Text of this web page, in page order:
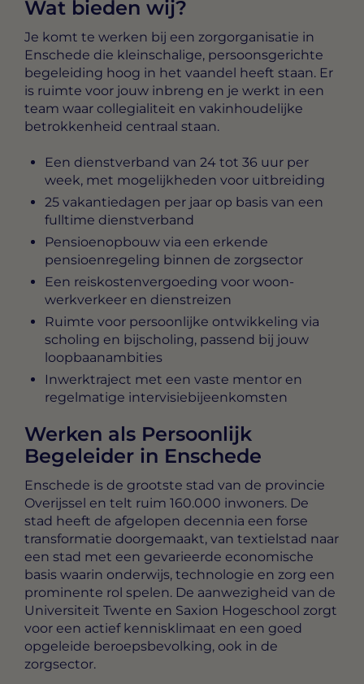
Wat bieden wij?
Je komt te werken bij een zorgorganisatie in
Enschede die kleinschalige, persoonsgerichte
begeleiding hoog in het vaandel heeft staan. Er
is ruimte voor jouw inbreng en je werkt in een
team waar collegialiteit en vakinhoudelijke
betrokkenheid centraal staan.
Een dienstverband van 24 tot 36 uur per
week, met mogelijkheden voor uitbreiding
25 vakantiedagen per jaar op basis van een
fulltime dienstverband
Pensioenopbouw via een erkende
pensioenregeling binnen de zorgsector
Een reiskostenvergoeding voor woon-
werkverkeer en dienstreizen
Ruimte voor persoonlijke ontwikkeling via
scholing en bijscholing, passend bij jouw
loopbaanambities
Inwerktraject met een vaste mentor en
regelmatige intervisiebijeenkomsten
Werken als Persoonlijk
Begeleider in Enschede
Enschede is de grootste stad van de provincie
Overijssel en telt ruim 160.000 inwoners. De
stad heeft de afgelopen decennia een forse
transformatie doorgemaakt, van textielstad naar
een stad met een gevarieerde economische
basis waarin onderwijs, technologie en zorg een
prominente rol spelen. De aanwezigheid van de
Universiteit Twente en Saxion Hogeschool zorgt
voor een actief kennisklimaat en een goed
opgeleide beroepsbevolking, ook in de
zorgsector.